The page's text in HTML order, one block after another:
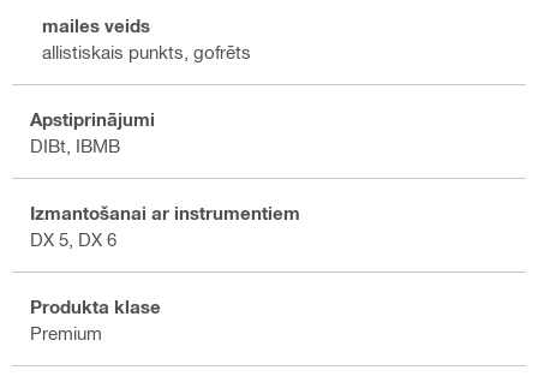
Smailes veids
Ballistiskais punkts, gofrēts
Apstiprinājumi
DIBt, IBMB
Izmantošanai ar instrumentiem
DX 5, DX 6
Produkta klase
Premium